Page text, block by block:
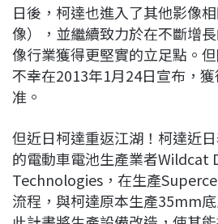
日後，柯達也進入了其他影像
像），並繼續致力於在不斷增
像行業獲得更堅實的立足點。
不幸在2013年1月24日宣布，
准。
但近日柯達重返江湖！柯達近
的電動車電池生產業者Wildcat
Technologies，在生產
流程，與柯達原本生產35mm